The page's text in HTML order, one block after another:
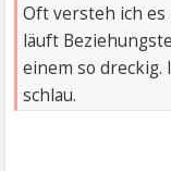
Oft versteh ich
läuft
einem so dreckig.
schlau.